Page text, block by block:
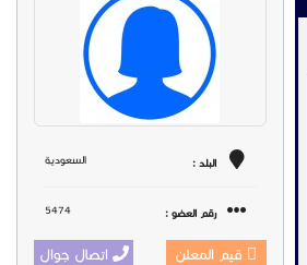
البلد : السعودية
رقم العضو : 5474
قيم المعلن اتصال جوال